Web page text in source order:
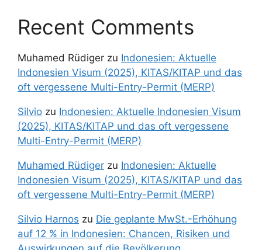
Recent Comments
Muhamed Rüdiger zu Indonesien: Aktuelle
Indonesien Visum (2025), KITAS/KITAP und das
oft vergessene Multi-Entry-Permit (MERP)
Silvio zu Indonesien: Aktuelle Indonesien Visum
(2025), KITAS/KITAP und das oft vergessene
Multi-Entry-Permit (MERP)
Muhamed Rüdiger zu Indonesien: Aktuelle
Indonesien Visum (2025), KITAS/KITAP und das
oft vergessene Multi-Entry-Permit (MERP)
Silvio Harnos zu Die geplante MwSt.-Erhöhung
auf 12 % in Indonesien: Chancen, Risiken und